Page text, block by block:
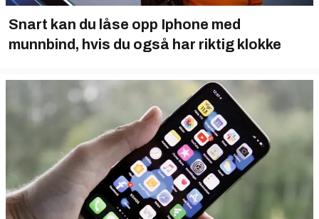
Snart kan du låse opp Iphone med
munnbind, hvis du også har riktig klokke